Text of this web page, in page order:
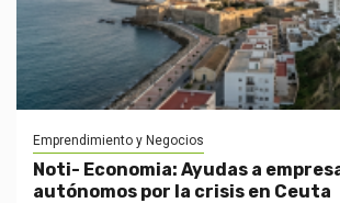
Emprendimiento y Negocios
Noti- Economia: Ayudas a
autónomos por la crisis en Ceuta